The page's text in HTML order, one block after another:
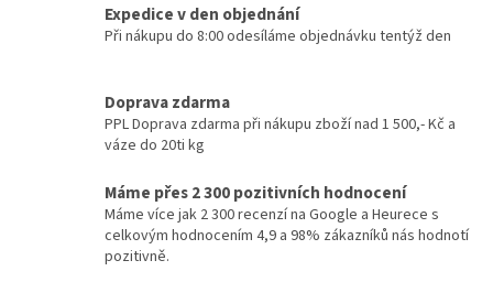
Expedice v den objednání
Při nákupu do 8:00 odesíláme objednávku tentýž den
Doprava zdarma
PPL Doprava zdarma při nákupu zboží nad 1 500,- Kč a
váze do 20ti kg
Máme přes 2 300 pozitivních hodnocení
Máme více jak 2 300 recenzí na Google a Heurece s
celkovým hodnocením 4,9 a 98% zákazníků nás hodnotí
pozitivně.